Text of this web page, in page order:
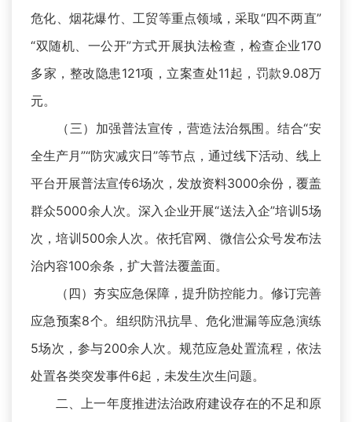
危化、烟花爆竹、工贸等重点领域，采取“四不两直”
“双随机、一公开”方式开展执法检查，检查企业170
多家，整改隐患121项，立案查处11起，罚款9.08万
元。
（三）加强普法宣传，营造法治氛围。结合“安
全生产月”“防灾减灾日”等节点，通过线下活动、线上
平台开展普法宣传6场次，发放资料3000余份，覆盖
群众5000余人次。深入企业开展“送法入企”培训5场
次，培训500余人次。依托官网、微信公众号发布法
治内容100余条，扩大普法覆盖面。
（四）夯实应急保障，提升防控能力。修订完善
应急预案8个。组织防汛抗旱、危化泄漏等应急演练
5场次，参与200余人次。规范应急处置流程，依法
处置各类突发事件6起，未发生次生问题。
二、上一年度推进法治政府建设存在的不足和原